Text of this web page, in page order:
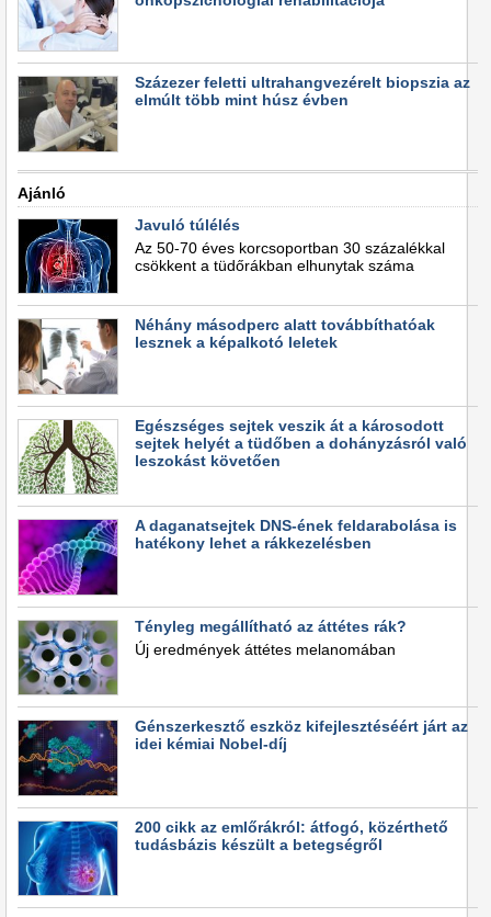
Százezer feletti ultrahangvezérelt biopszia az
elmúlt több mint húsz évben
Ajánló
Javuló túlélés
Az 50-70 éves korcsoportban 30 százalékkal
csökkent a tüdőrákban elhunytak száma
Néhány másodperc alatt továbbíthatóak
lesznek a képalkotó leletek
Egészséges sejtek veszik át a károsodott
sejtek helyét a tüdőben a dohányzásról való
leszokást követően
A daganatsejtek DNS-ének feldarabolása is
hatékony lehet a rákkezelésben
Tényleg megállítható az áttétes rák?
Új eredmények áttétes melanomában
Génszerkesztő eszköz kifejlesztéséért járt az
idei kémiai Nobel-díj
200 cikk az emlőrákról: átfogó, közérthető
tudásbázis készült a betegségről